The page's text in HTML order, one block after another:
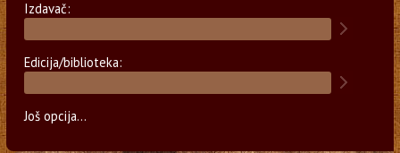
Izdavač:
Edicija/biblioteka:
Još opcija...